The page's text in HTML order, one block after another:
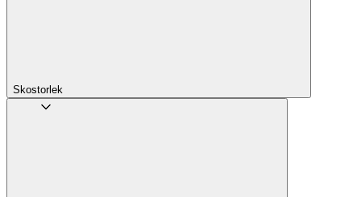
Skostorlek